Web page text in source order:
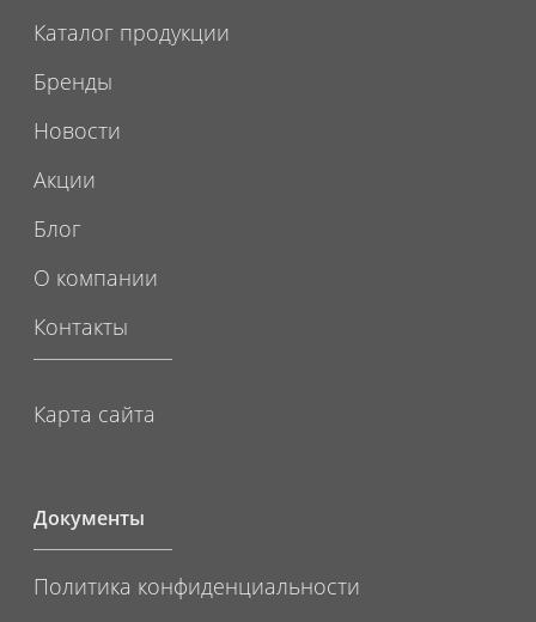
Каталог продукции
Бренды
Новости
Акции
Блог
О компании
Контакты
Карта сайта
Документы
Политика конфиденциальности